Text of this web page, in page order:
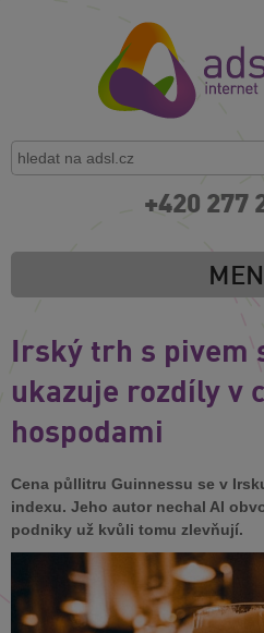
+420 277
Irský trh s pivem
ukazuje rozdíly v
hospodami
Cena půllitru Guinnessu se v
indexu. Jeho autor nechal AI
podniky už kvůli tomu zlevňují.